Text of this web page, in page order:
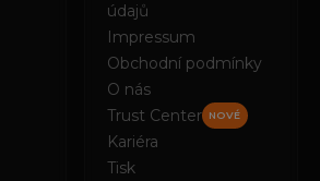
údajů
Impressum
Obchodní podmínky
O nás
Trust Center
NOVÉ
Kariéra
Tisk